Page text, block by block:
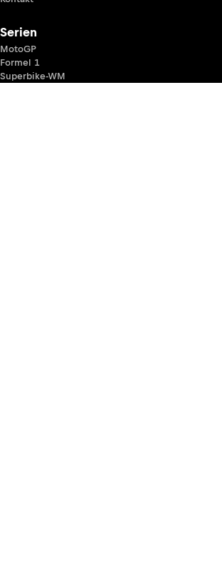
Serien
MotoGP
Formel 1
Superbike-WM